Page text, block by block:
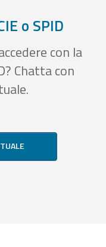
o SPID
con la
Chatta con